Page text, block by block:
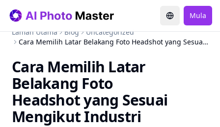
Mula
Laman Utama
Blog
Uncategorized
Cara Memilih Latar Belakang Foto Headshot yang Sesuai Mengikut Industri
Cara Memilih Latar
Belakang Foto
Headshot yang Sesuai
Mengikut Industri